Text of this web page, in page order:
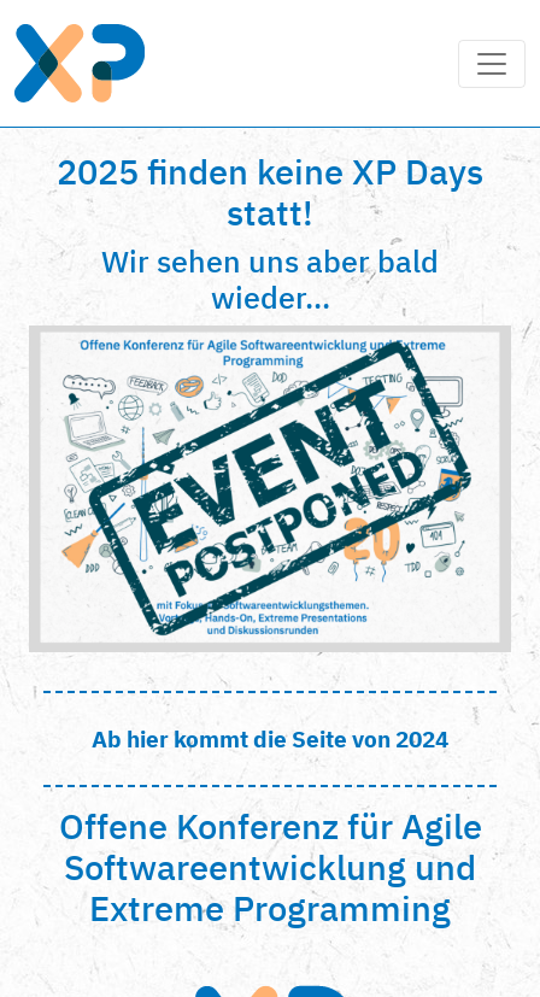
2025 finden keine XP Days
statt!
Wir sehen uns aber bald
wieder...
Ab hier kommt die Seite von 2024
Offene Konferenz für Agile
Softwareentwicklung und
Extreme Programming